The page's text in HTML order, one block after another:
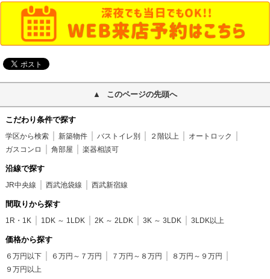
このページの先頭へ
こだわり条件で探す
学区から検索 新築物件 バストイレ別 ２階以上
オートロック
ガスコンロ
角部屋 楽器相談可
沿線で探す
JR中央線 西武池袋線 西武新宿線
間取りから探す
1R・1K 1DK ～ 1LDK 2K ～ 2LDK 3K ～ 3LDK 3LDK以上
価格から探す
６万円以下 ６万円～７万円 ７万円～８万円
８万円～９万円
９万円以上